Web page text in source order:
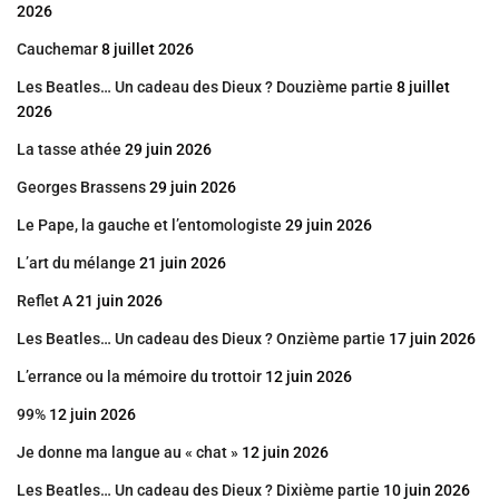
2026
Cauchemar8 juillet 2026
Les Beatles… Un cadeau des Dieux ? Douzième partie 8 juillet
2026
La tasse athée 29 juin 2026
Georges Brassens29 juin 2026
Le Pape, la gauche et l’entomologiste 29 juin 2026
L’art du mélange 21 juin 2026
Reflet A21 juin 2026
Les Beatles… Un cadeau des Dieux ? Onzième partie 17 juin 2026
L’errance ou la mémoire du trottoir 12 juin 2026
99% 12 juin 2026
Je donne ma langue au « chat » 12 juin 2026
Les Beatles… Un cadeau des Dieux ? Dixième partie 10 juin 2026